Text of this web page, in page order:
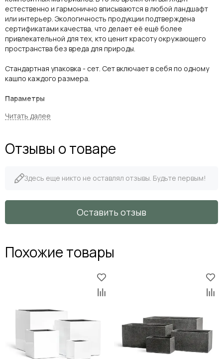
естественно и гармонично вписываются в любой ландшафт
или интерьер. Экологичность продукции подтверждена
сертификатами качества, что делает её ещё более
привлекательной для тех, кто ценит красоту окружающего
пространства без вреда для природы.
Стандартная упаковка - сет. Сет включает в себя по одному
кашпо каждого размера.
Параметры
Технический горшок,
в-14 см, 13,5х13,5 см
Литраж
2,2 кг
ВНИМАНИЕ! Размер 60х60х60х см поставляется без
Отзывы о товаре
Здесь еще никто не оставлял отзывы. Будьте первым!
Оставить отзыв
Похожие товары